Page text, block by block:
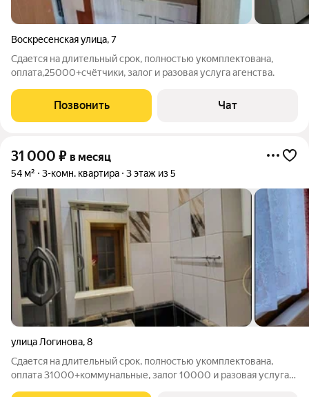
Воскресенская улица,7
Сдается на длительный срок, полностью укомплектована,
оплата,25000+счётчики, залог и разовая услуга агенства.
Позвонить Чат
31 000 ₽ в месяц
54 м² 3-комн. квартира 3 этаж из 5
улица Логинова,8
Сдается на длительный срок, полностью укомплектована,
оплата 31000+коммунальные, залог 10000 и разовая услуга